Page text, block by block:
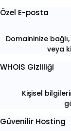
Özel E-posta
Domaininize
veya
WHOIS Gizliliği
Kişisel
Güvenilir Hosting